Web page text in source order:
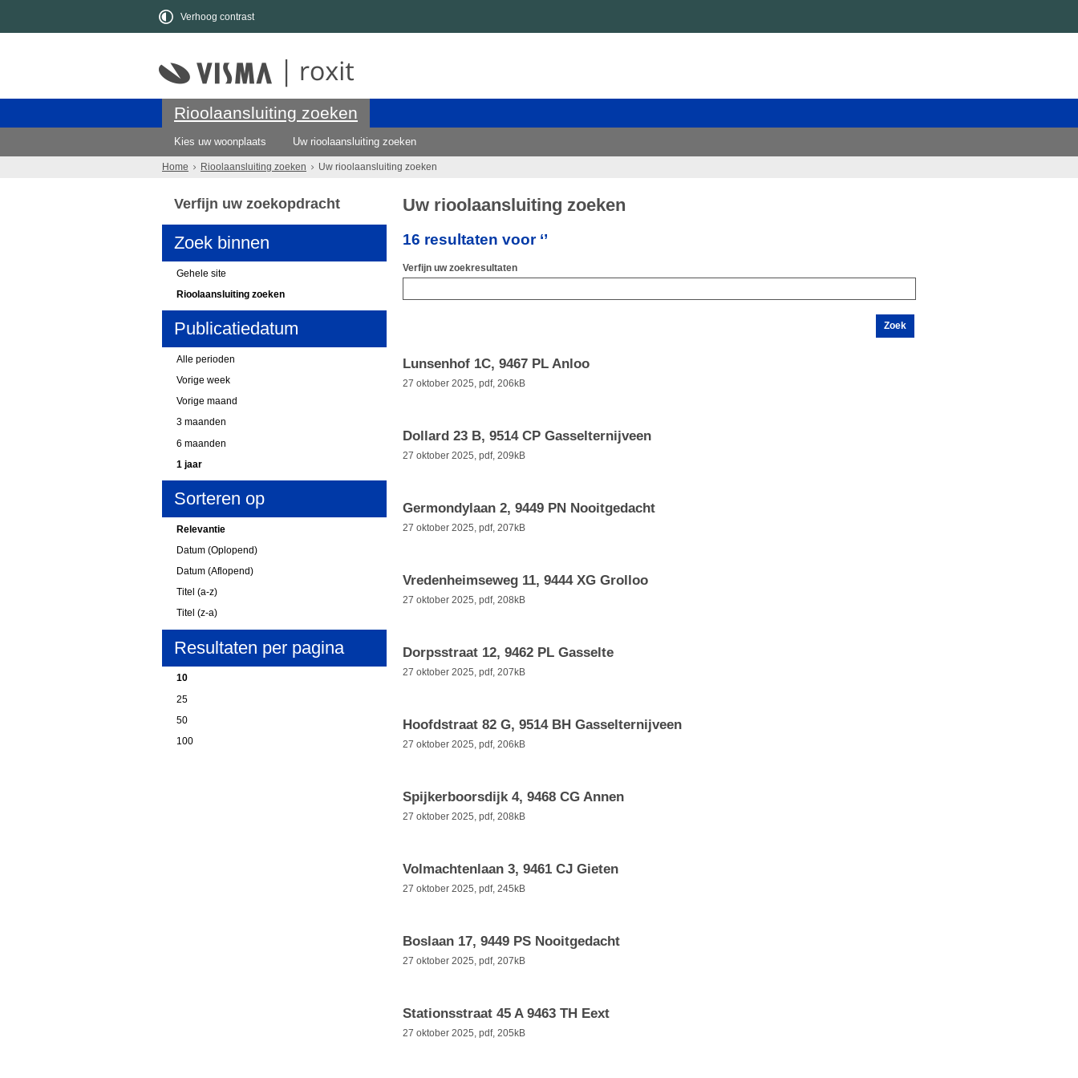
Verhoog contrast
Rioolaansluiting zoeken
Kies uw woonplaats Uw rioolaansluiting zoeken
Home Rioolaansluiting zoeken Uw rioolaansluiting zoeken
Uw rioolaansluiting zoeken
16 resultaten voor ‘’
Verfijn uw zoekresultaten
Lunsenhof 1C, 9467 PL Anloo
27 oktober 2025, pdf, 206kB
Dollard 23 B, 9514 CP Gasselternijveen
27 oktober 2025, pdf, 209kB
Germondylaan 2, 9449 PN Nooitgedacht
27 oktober 2025, pdf, 207kB
Vredenheimseweg 11, 9444 XG Grolloo
27 oktober 2025, pdf, 208kB
Dorpsstraat 12, 9462 PL Gasselte
27 oktober 2025, pdf, 207kB
Hoofdstraat 82 G, 9514 BH Gasselternijveen
27 oktober 2025, pdf, 206kB
Spijkerboorsdijk 4, 9468 CG Annen
27 oktober 2025, pdf, 208kB
Volmachtenlaan 3, 9461 CJ Gieten
27 oktober 2025, pdf, 245kB
Boslaan 17, 9449 PS Nooitgedacht
27 oktober 2025, pdf, 207kB
Stationsstraat 45 A 9463 TH Eext
27 oktober 2025, pdf, 205kB
Verfijn uw zoekopdracht
Zoek binnen
Gehele site
Rioolaansluiting zoeken
Publicatiedatum
Alle perioden
Vorige week
Vorige maand
3 maanden
6 maanden
1 jaar
Sorteren op
Relevantie
Datum (Oplopend)
Datum (Aflopend)
Titel (a-z)
Titel (z-a)
Resultaten per pagina
10
25
50
100